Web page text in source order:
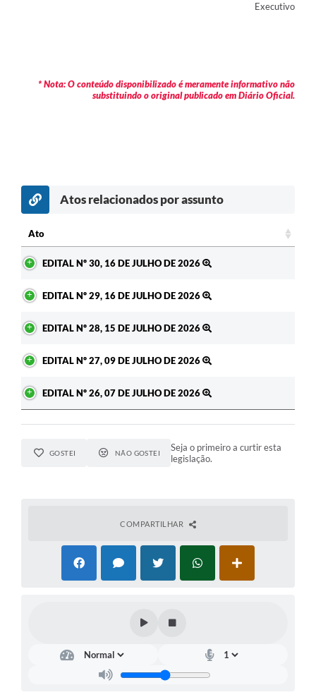
Executivo
* Nota: O conteúdo disponibilizado é meramente informativo não
substituindo o original publicado em Diário Oficial.
Atos relacionados por assunto
Ato
EDITAL Nº 30, 16 DE JULHO DE 2026
EDITAL Nº 29, 16 DE JULHO DE 2026
EDITAL Nº 28, 15 DE JULHO DE 2026
EDITAL Nº 27, 09 DE JULHO DE 2026
EDITAL Nº 26, 07 DE JULHO DE 2026
GOSTEI NÃO GOSTEI
Seja o primeiro a curtir esta
legislação.
COMPARTILHAR